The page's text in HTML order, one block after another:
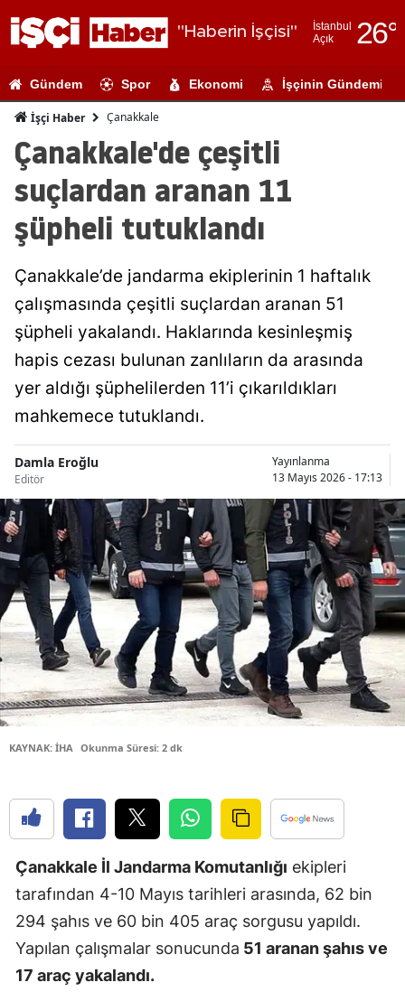
"Haberin İşçisi"
İstanbul
Açık
26°
Adıyaman
Antalya
Artvin
Aydın
Balıkesir
Bitlis
Bolu
Burdur
Bursa
Çanakkale
Çankırı
Çorum
Diyarbakır
Edirne
Elazığ
Erzincan
Erzurum
Gündem Spor Ekonomi İşçinin Gündemi
İşçi Haber Çanakkale
Çanakkale'de çeşitli
suçlardan aranan 11
şüpheli tutuklandı
Çanakkale’de jandarma ekiplerinin 1 haftalık
çalışmasında çeşitli suçlardan aranan 51
şüpheli yakalandı. Haklarında kesinleşmiş
hapis cezası bulunan zanlıların da arasında
yer aldığı şüphelilerden 11’i çıkarıldıkları
mahkemece tutuklandı.
Damla Eroğlu
Editör
Yayınlanma
13 Mayıs 2026 - 17:13
KAYNAK: İHA Okunma Süresi: 2 dk
Çanakkale İl Jandarma Komutanlığı ekipleri
tarafından 4-10 Mayıs tarihleri arasında, 62 bin
294 şahıs ve 60 bin 405 araç sorgusu yapıldı.
Yapılan çalışmalar sonucunda 51 aranan şahıs ve
17 araç yakalandı.